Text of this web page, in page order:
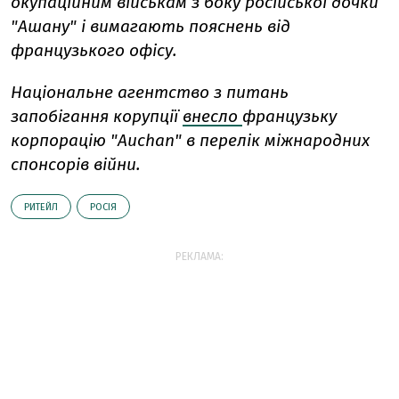
"Ашану" і вимагають пояснень від
французького офісу.
Національне агентство з питань
запобігання корупціївнесло французьку
корпорацію "Auchan" в перелік міжнародних
спонсорів війни.
РИТЕЙЛ РОСІЯ
РЕКЛАМА: